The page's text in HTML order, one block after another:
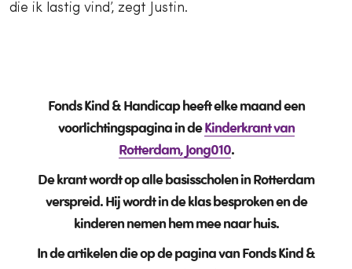
die ik lastig vind’, zegt Justin.
Fonds Kind & Handicap heeft elke maand een
voorlichtingspagina in deKinderkrant van
Rotterdam, Jong010.
De krant wordt op alle basisscholen in Rotterdam
verspreid. Hij wordt in de klas besproken en de
kinderen nemen hem mee naar huis.
In de artikelen die op de pagina van Fonds Kind &